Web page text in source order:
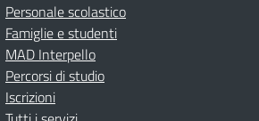
Personale scolastico
Famiglie e studenti
MAD Interpello
Percorsi di studio
Iscrizioni